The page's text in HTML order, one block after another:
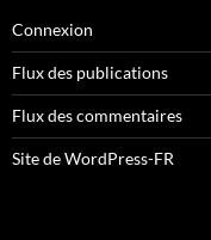
Connexion
Flux des publications
Flux des commentaires
Site de WordPress-FR